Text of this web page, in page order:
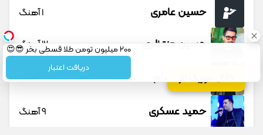
کانال موزیک تار
حسین عامری 1 آهنگ
حسین منتظری 12 آهنگ
حمید حسام 1 آهنگ
حمید عسکری 9 آهنگ
200 میلیون تومن طلا قسطی بخر 😎😍
دریافت اعتبار